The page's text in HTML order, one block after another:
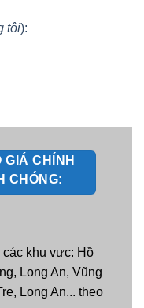
tôi):
CHÍNH
CHÓNG:
khu vực: Hồ
Long An, Vũng
Long An... theo